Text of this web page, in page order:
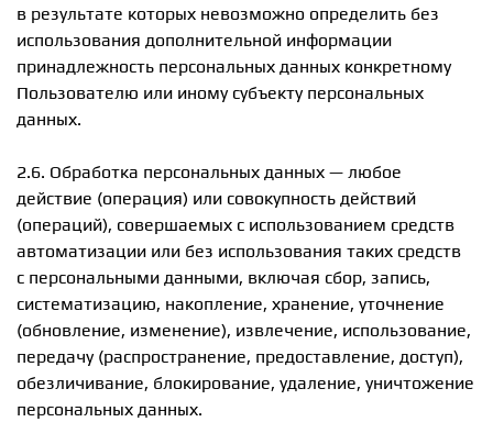
в результате которых невозможно определить без
использования дополнительной информации
принадлежность персональных данных конкретному
Пользователю или иному субъекту персональных
данных.
2.6. Обработка персональных данных — любое
действие (операция) или совокупность действий
(операций), совершаемых с использованием средств
автоматизации или без использования таких средств
с персональными данными, включая сбор, запись,
систематизацию, накопление, хранение, уточнение
(обновление, изменение), извлечение, использование,
передачу (распространение, предоставление, доступ),
обезличивание, блокирование, удаление, уничтожение
персональных данных.